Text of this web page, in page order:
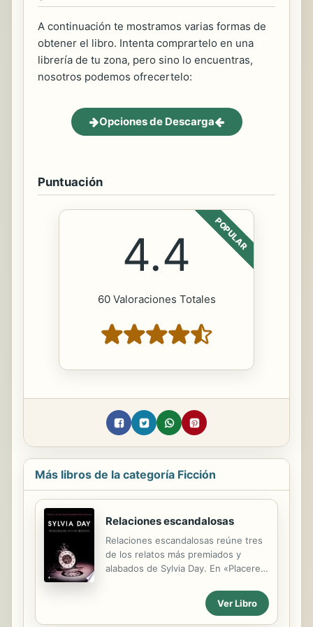
A continuación te mostramos varias formas de
obtener el libro. Intenta comprartelo en una
librería de tu zona, pero sino lo encuentras,
nosotros podemos ofrecertelo:
Opciones de Descarga
Puntuación
POPULAR
4.4
60 Valoraciones Totales
Más libros de la categoría Ficción
Relaciones escandalosas
Relaciones escandalosas reúne tres
de los relatos más premiados y
alabados de Sylvia Day. En «Placeres
Blake, un conde convertido en
infame pirata cuyo tesoro más
tentador es su propia esposa. En «La
Ver Libro